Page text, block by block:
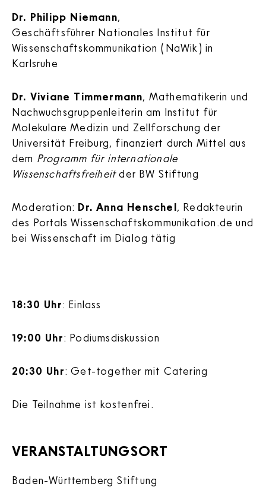
Dr. Philipp Niemann,
Geschäftsführer Nationales Institut für
Wissenschaftskommunikation (NaWik) in
Karlsruhe
Dr. Viviane Timmermann, Mathematikerin und
Nachwuchsgruppenleiterin am Institut für
Molekulare Medizin und Zellforschung der
Universität Freiburg, finanziert durch Mittel aus
dem Programm für internationale
Wissenschaftsfreiheitder BW Stiftung
Moderation: Dr. Anna Henschel, Redakteurin
des Portals Wissenschaftskommunikation.de und
bei Wissenschaft im Dialog tätig
18:30 Uhr: Einlass
19:00 Uhr: Podiumsdiskussion
20:30 Uhr: Get-together mit Catering
Die Teilnahme ist kostenfrei.
VERANSTALTUNGSORT
Baden-Württemberg Stiftung